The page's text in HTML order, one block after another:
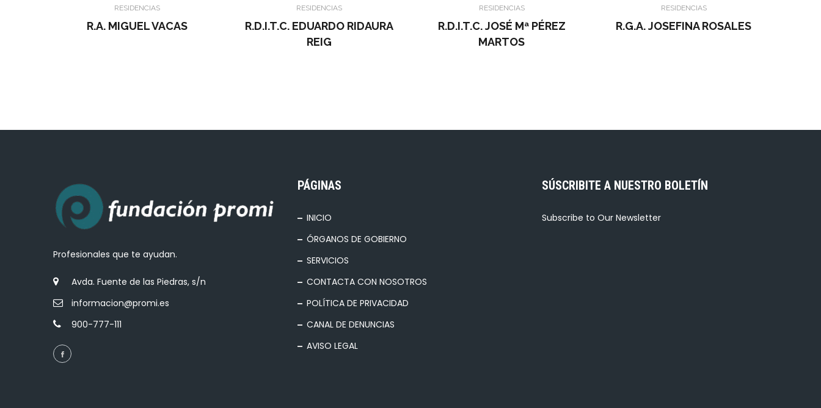
RESIDENCIAS
R.A. MIGUEL VACAS
RESIDENCIAS
R.D.I.T.C. EDUARDO RIDAURA
REIG
RESIDENCIAS
R.D.I.T.C. JOSÉ Mª PÉREZ
MARTOS
RESIDENCIAS
R.G.A. JOSEFINA ROSALES
Profesionales que te ayudan.
Avda. Fuente de las Piedras, s/n
informacion@promi.es
900-777-111
PÁGINAS
INICIO
ÓRGANOS DE GOBIERNO
SERVICIOS
CONTACTA CON NOSOTROS
POLÍTICA DE PRIVACIDAD
CANAL DE DENUNCIAS
AVISO LEGAL
SÚSCRIBITE A NUESTRO BOLETÍN
Subscribe to Our Newsletter